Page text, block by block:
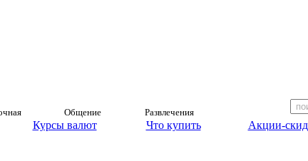
Общение Развлечения
Курсы валют Что купить Акции-